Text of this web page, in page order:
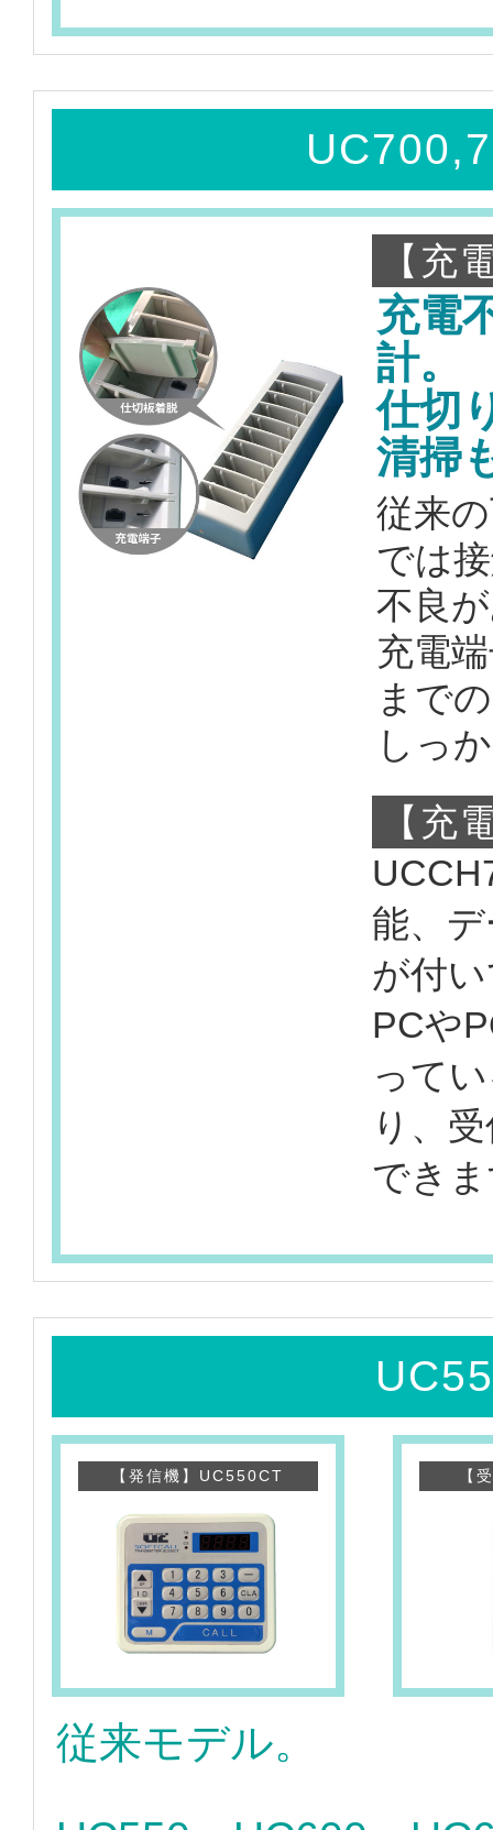
【充
充電
計。
仕切
清掃
従来
では
不良
充電
まで
しっ
【充
能、デ
が付
PCや
って
り、
でき
【発信機】UC550CT 【
従来モデル。